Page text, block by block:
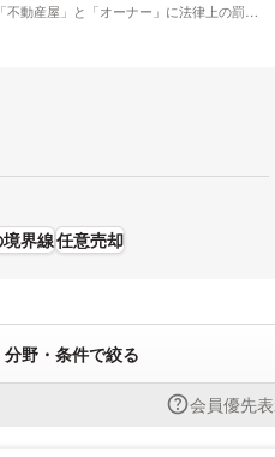
動産屋」と「オーナー」に法律上の罰則
ード払いで受け付けしている弁護士や神戸
。具体的には「不動産・近隣トラブルが
。」とおっしゃる方もおります。不動
をしてみることもご検討ください。
界線任意売却
分野・条件で絞る
会員優先